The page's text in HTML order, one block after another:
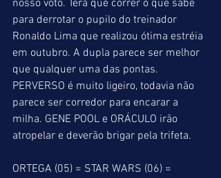
nosso voto. Terá que correr o que sabe
para derrotar o pupilo do treinador
Ronaldo Lima que realizou ótima estréia
em outubro. A dupla parece ser melhor
que qualquer uma das pontas.
PERVERSO é muito ligeiro, todavia não
parece ser corredor para encarar a
milha. GENE POOL e ORÁCULO irão
atropelar e deverão brigar pela trifeta.
ORTEGA (05) = STAR WARS (06) =